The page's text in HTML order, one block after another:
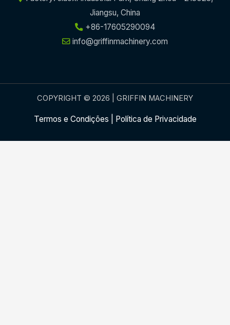
Jiangsu, China
+86-17605290094
info@griffinmachinery.com
COPYRIGHT © 2026 | GRIFFIN MACHINERY
Termos e Condições Política de Privacidade